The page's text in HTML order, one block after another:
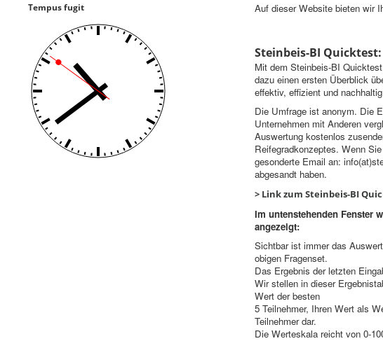
Tempus fugit
Auf dieser Website bieten wir
Steinbeis-BI Quicktest:
Mit dem Steinbeis-BI
dazu einen ersten Überblick
effektiv, effizient und
Die Umfrage ist anonym. Die
Unternehmen mit Anderen
Auswertung kostenlos
Reifegradkonzeptes. Wenn
gesonderte Email an:
abgesandt haben.
> Link zum Steinbeis-BI
Im untenstehenden Fenster
angezeigt:
Sichtbar ist immer das
obigen Fragenset.
Das Ergebnis der letzten
Wir stellen in dieser
Wert der besten
5 Teilnehmer, Ihren Wert als
Teilnehmer dar.
Die Werteskala reicht von 0-